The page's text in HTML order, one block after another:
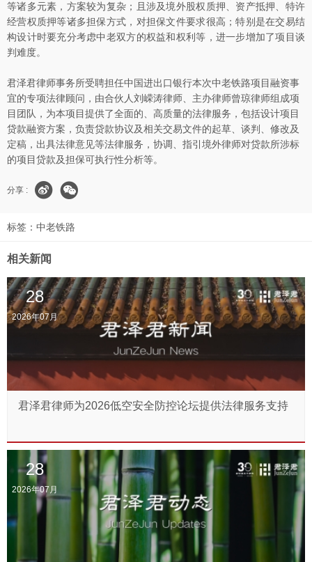
等诸多元素，方案较为复杂；且涉及境外股权质押、资产抵押、特许
经营权质押等诸多担保方式，对担保文件要求很高；特别是在交易结
构设计时要充分考虑中老双方的权益和权利等，进一步增加了项目谈
判难度。
君泽君律师事务所受聘担任中国进出口银行本次中老铁路项目融资事
宜的专项法律顾问，由合伙人刘嵘涛律师、主办律师曾琼律师组成项
目团队，为本项目提供了全面的、高质量的法律服务，包括设计项目
贷款融资方案，负责贷款协议及相关交易文件的起草、谈判、修改及
定稿，出具法律意见等法律服务，协调、指引境外律师对贷款所涉标
的项目贷款及担保可执行性分析等。
分享 :
标签： 中老铁路
相关新闻
28
2026年07月
君泽君律师为2026低空安全防控论坛提供法律服务支持
28
2026年07月